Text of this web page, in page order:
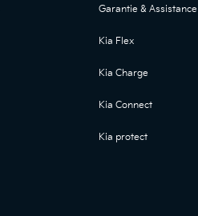
Garantie & Assistance
Kia Flex
Kia Charge
Kia Connect
Kia protect